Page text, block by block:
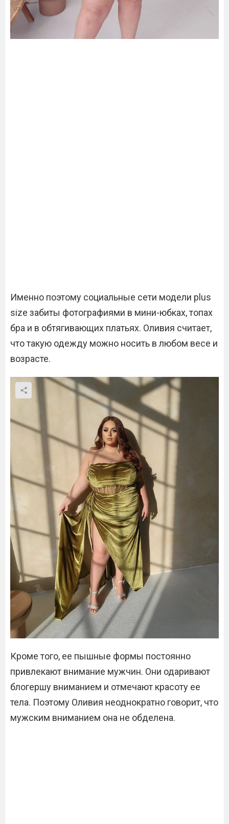
Именно поэтому социальные сети модели plus
size забиты фотографиями в мини-юбках, топах
бра и в обтягивающих платьях. Оливия считает,
что такую одежду можно носить в любом весе и
возрасте.
Кроме того, ее пышные формы постоянно
привлекают внимание мужчин. Они одаривают
блогершу вниманием и отмечают красоту ее
тела. Поэтому Оливия неоднократно говорит, что
мужским вниманием она не обделена.